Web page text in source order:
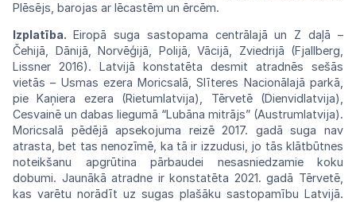
Plēsējs, barojas ar lēcastēm un ērcēm.
Izplatība. Eiropā suga sastopama centrālajāun Z daļā –
Čehijā, Dānijā, Norvēģijā, Polijā, Vācijā, Zviedrijā (Fjallberg,
Lissner 2016). Latvijā konstatēta
desmit atradnēs
sešās
vietās – Usmas ezera Moricsalā, Slīteres Nacionālajāparkā,
pie Kaņiera ezera (Rietumlatvija), Tērvetē (Dienvidlatvija),
Cesvainē un dabas liegumā “Lubāna mitrājs” (Austrumlatvija).
Moricsalā pēdējā apsekojuma reizē 2017. gadā suganav
atrasta, bet tas nenozīmē, ka tā ir izzudusi, jo tās klātbūtnes
noteikšanu apgrūtina pārbaudei nesasniedzamie koku
dobumi. Jaunākāatradne ir konstatēta 2021. gadā Tērvetē,
kas varētu norādīt uz sugas plašāku sastopamību Latvijā.